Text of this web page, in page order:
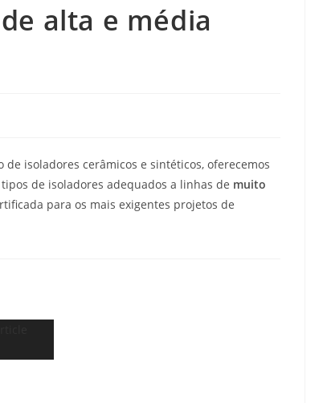
alta e média
isoladores cerâmicos e sintéticos, oferecemos
de isoladores adequados a linhas de muito
para os mais exigentes projetos de